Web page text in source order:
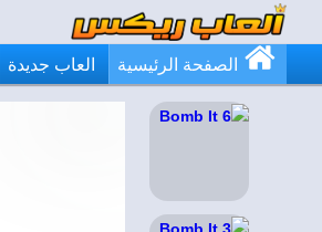
الصفحة الرئيسية العاب جديدة